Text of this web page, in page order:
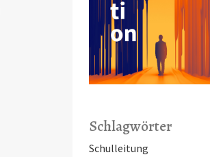
Schlagwörter
Schulleitung